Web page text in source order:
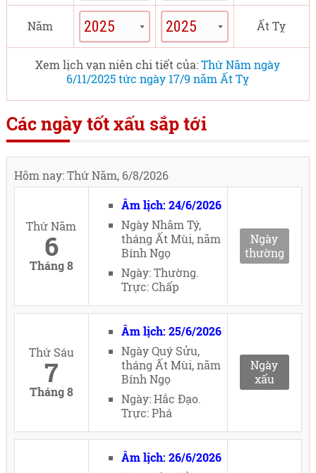
Năm Ất Tỵ
Xem lịch vạn niên chi tiết của:Thứ Năm ngày
6/11/2025 tức ngày 17/9 năm Ất Tỵ
Các ngày tốt xấu sắp tới
Hôm nay: Thứ Năm, 6/8/2026
Thứ Năm
6
Tháng 8
Âm lịch: 24/6/2026
Ngày Nhâm Tý,
tháng Ất Mùi, năm
Bính Ngọ
Ngày: Thường.
Trực: Chấp
Ngày
thường
Thứ Sáu
7
Tháng 8
Âm lịch: 25/6/2026
Ngày Quý Sửu,
tháng Ất Mùi, năm
Bính Ngọ
Ngày: Hắc Đạo.
Trực: Phá
Ngày
xấu
Âm lịch: 26/6/2026